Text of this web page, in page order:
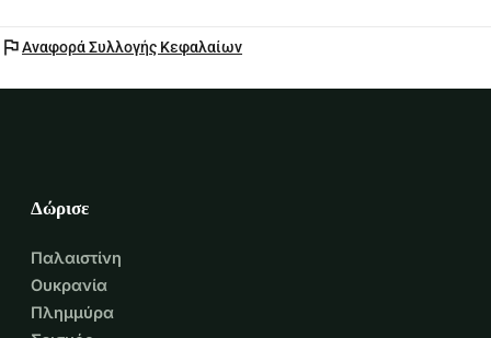
flagΑναφορά Συλλογής Κεφαλαίων
Δώρισε
Παλαιστίνη
Ουκρανία
Πλημμύρα